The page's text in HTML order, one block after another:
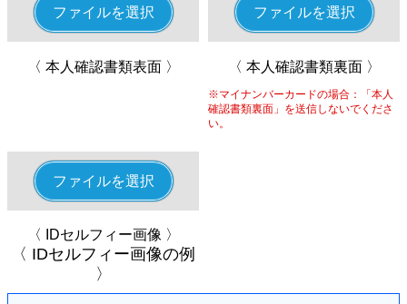
ファイルを選択
〈 本人確認書類表面 〉
ファイルを選択
〈 本人確認書類裏面 〉
※マイナンバーカードの場合：「本人
確認書類裏面」を送信しないでくださ
い。
ファイルを選択
〈 IDセルフィー画像 〉
〈 IDセルフィー画像の例
〉